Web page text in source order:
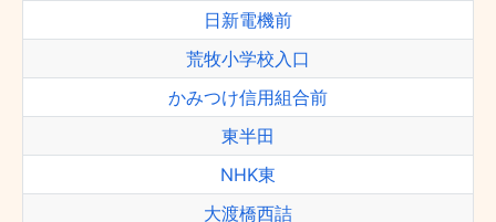
日新電機前
荒牧小学校入口
かみつけ信用組合前
東半田
NHK東
大渡橋西詰